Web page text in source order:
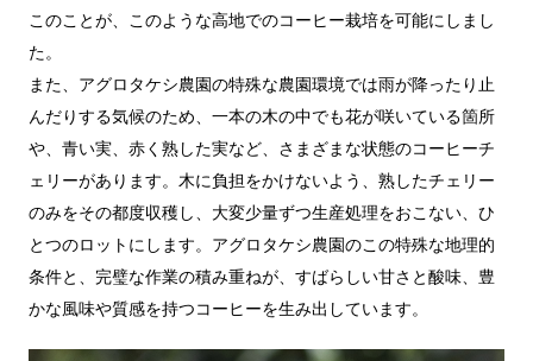
このことが、このような高地でのコーヒー栽培を可能にしまし
た。
また、アグロタケシ農園の特殊な農園環境では雨が降ったり止
んだりする気候のため、一本の木の中でも花が咲いている箇所
や、青い実、赤く熟した実など、さまざまな状態のコーヒーチ
ェリーがあります。木に負担をかけないよう、熟したチェリー
のみをその都度収穫し、大変少量ずつ生産処理をおこない、ひ
とつのロットにします。アグロタケシ農園のこの特殊な地理的
条件と、完璧な作業の積み重ねが、すばらしい甘さと酸味、豊
かな風味や質感を持つコーヒーを生み出しています。